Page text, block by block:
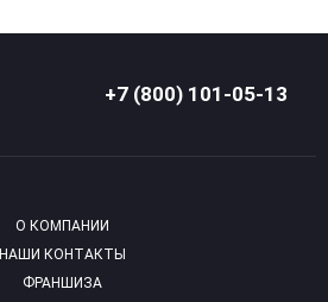
+7 (800) 101-05-13
О КОМПАНИИ
НАШИ КОНТАКТЫ
ФРАНШИЗА